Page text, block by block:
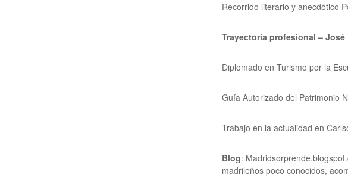
Recorrido literario y anecdótico
Trayectoria profesional –
Diplomado en Turismo por la
Guía Autorizado del Patrimonio
Trabajo en la actualidad en
Blog:
madrileños poco conocidos,